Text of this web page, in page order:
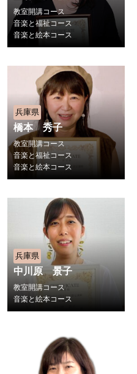
教室開講コース
音楽と福祉コース
音楽と絵本コース
兵庫県
橋本 秀子
教室開講コース
音楽と福祉コース
音楽と絵本コース
兵庫県
中川原 景子
教室開講コース
音楽と絵本コース